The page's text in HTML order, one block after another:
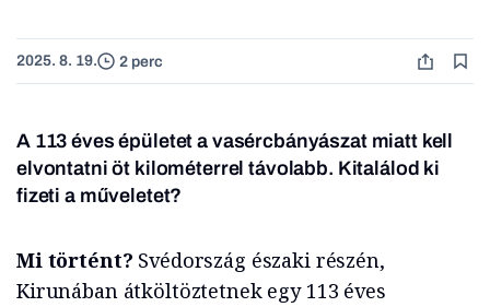
2025. 8. 19. 2 perc
A 113 éves épületet a vasércbányászat miatt kell
elvontatni öt kilométerrel távolabb. Kitalálod ki
fizeti a műveletet?
Mi történt? Svédország északi részén,
Kirunában átköltöztetnek egy 113 éves